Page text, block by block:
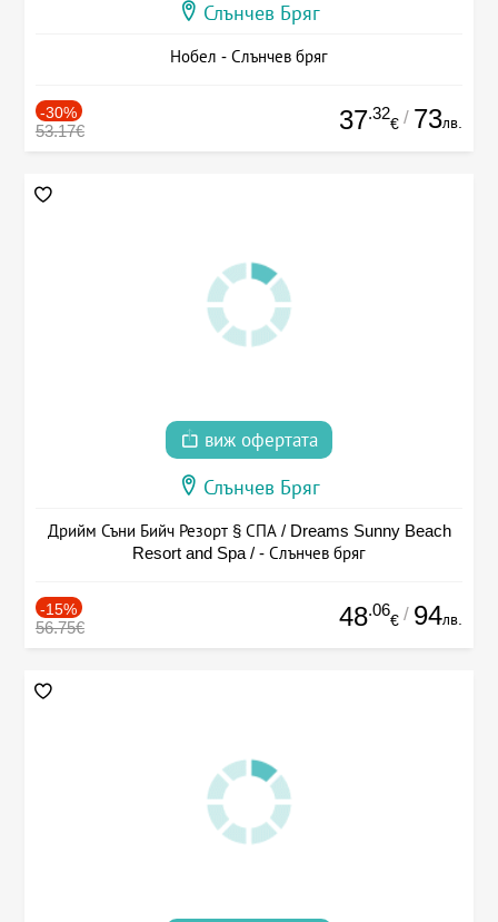
Слънчев Бряг
Нобел - Слънчев бряг
-30%
53.17€ 37.32
€ / 73лв.
виж офертата
Слънчев Бряг
Дрийм Съни Бийч Резорт § СПА / Dreams Sunny Beach
Resort and Spa / - Слънчев бряг
-15%
56.75€ 48.06
€ / 94лв.